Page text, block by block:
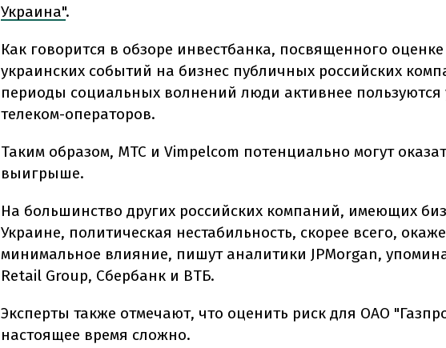
Украина".
Как говорится в обзоре инвестбанка, посвященного
украинских событий на бизнес публичных российских
периоды социальных волнений люди активнее пользуются
телеком-операторов.
Таким образом, МТС и Vimpelcom потенциально могут
выигрыше.
На большинство других российских компаний, имеющих
Украине, политическая нестабильность, скорее всего,
минимальное влияние, пишут аналитики JPMorgan,
Retail Group, Сбербанк и ВТБ.
Эксперты также отмечают, что оценить риск для ОАО
настоящее время сложно.